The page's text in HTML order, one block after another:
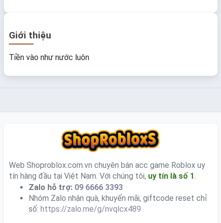
Giới thiệu
Tiền vào như nước luôn
Web Shoproblox.com.vn chuyên bán acc game Roblox uy
tín hàng đầu tại Việt Nam. Với chúng tôi, uy tín là số 1.
Zalo hỗ trợ: 09 6666 3393
Nhóm Zalo nhận quà, khuyến mãi, giftcode reset chỉ
số: https://zalo.me/g/nvqlcx489